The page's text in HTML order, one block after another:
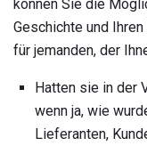
können Sie die
Geschichte und
für jemanden, der
Hatten sie in der
wenn ja, wie
Lieferanten,